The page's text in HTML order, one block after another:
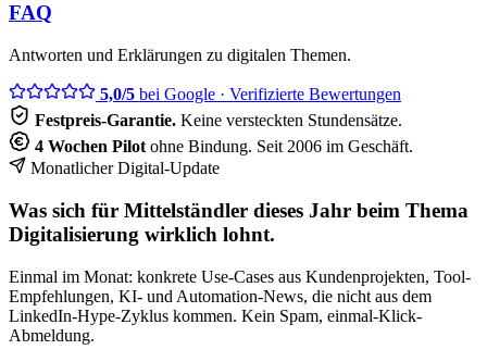
FAQ
Antworten und Erklärungen zu digitalen Themen.
5,0/5 bei Google · Verifizierte Bewertungen
Festpreis-Garantie. Keine versteckten Stundensätze.
4 Wochen Pilot ohne Bindung. Seit 2006 im Geschäft.
Monatlicher Digital-Update
Was sich für Mittelständler dieses Jahr beim Thema
Digitalisierung wirklich lohnt.
Einmal im Monat: konkrete Use-Cases aus Kundenprojekten, Tool-
Empfehlungen, KI- und Automation-News, die nicht aus dem
LinkedIn-Hype-Zyklus kommen. Kein Spam, einmal-Klick-
Abmeldung.